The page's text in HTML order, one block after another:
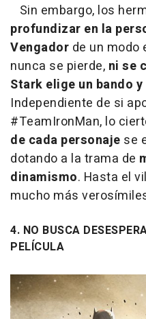
Sin embargo, los
profundizar en la
Vengador de un modo
nunca se pierde, ni se
Stark elige un bando
Independiente de si
#TeamIronMan, lo
de cada personaje se
dotando a la trama de
dinamismo. Hasta el
mucho más
4. NO BUSCA
PELÍCULA